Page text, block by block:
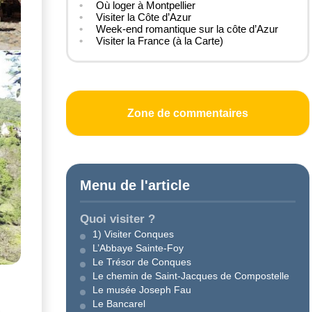
Où loger à Montpellier
Visiter la Côte d’Azur
Week-end romantique sur la côte d’Azur
Visiter la France (à la Carte)
Zone de commentaires
Menu de l'article
Quoi visiter ?
1) Visiter Conques
L’Abbaye Sainte-Foy
Le Trésor de Conques
Le chemin de Saint-Jacques de Compostelle
Le musée Joseph Fau
Le Bancarel